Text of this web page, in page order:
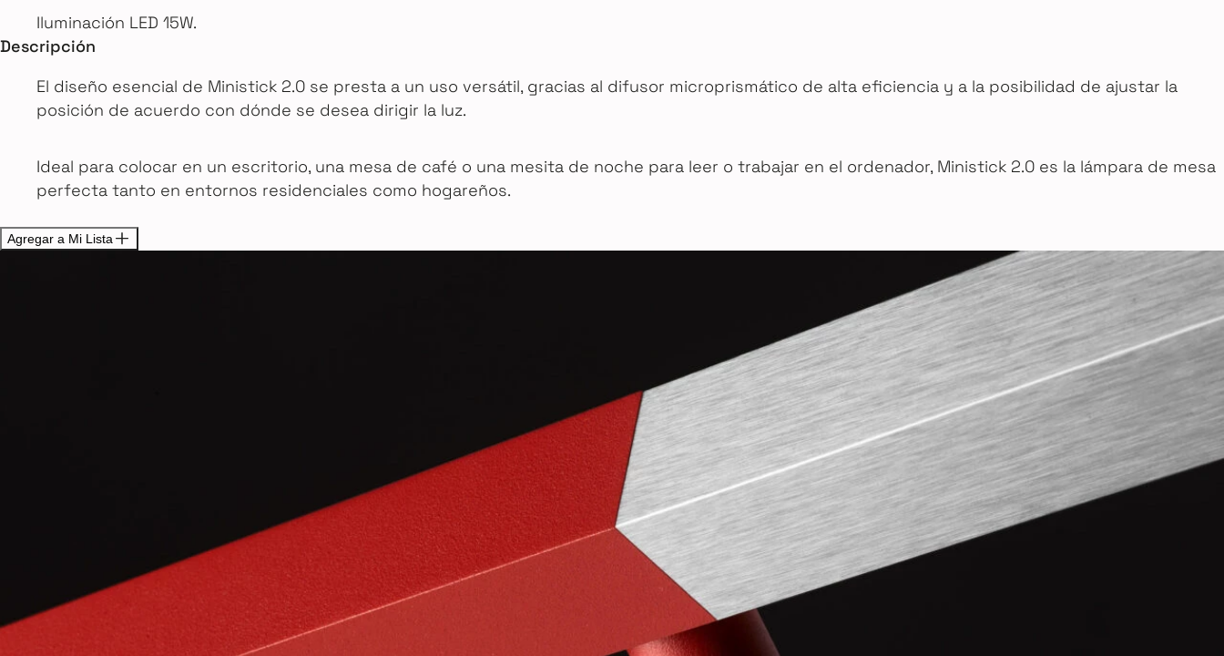
Iluminación LED 15W.
Descripción
El diseño esencial de Ministick 2.0 se presta a un uso versátil, gracias al difusor microprismático de alta eficiencia y a la posibilidad de ajustar la
posición de acuerdo con dónde se desea dirigir la luz.
Ideal para colocar en un escritorio, una mesa de café o una mesita de noche para leer o trabajar en el ordenador, Ministick 2.0 es la lámpara de mesa
perfecta tanto en entornos residenciales como hogareños.
Agregar a Mi Lista